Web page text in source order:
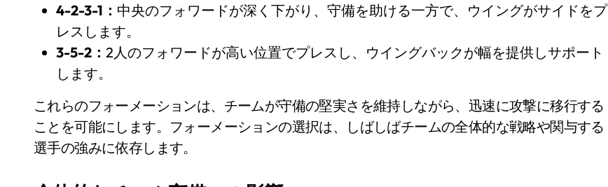
4-2-3-1： 中央のフォワードが深く下がり、守備を助ける一方で、ウイングがサイドをプ
レスします。
3-5-2： 2人のフォワードが高い位置でプレスし、ウイングバックが幅を提供しサポート
します。
これらのフォーメーションは、チームが守備の堅実さを維持しながら、迅速に攻撃に移行する
ことを可能にします。フォーメーションの選択は、しばしばチームの全体的な戦略や関与する
選手の強みに依存します。